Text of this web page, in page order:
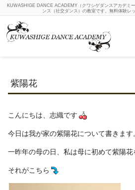
KUWASHIGE DANCE ACADEMY（クワシゲダンスアカデミ
ンス（社交ダンス）の教室です。無料体験レ
紫陽花
こんにちは、志織です
今日は我が家の紫陽花について書きます
一昨年の母の日、私は母に初めて紫陽花
それがこちら